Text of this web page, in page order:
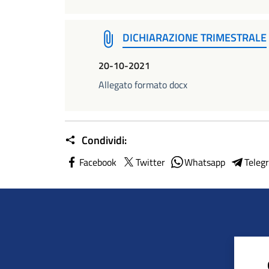
DICHIARAZIONE TRIMESTRALE
20-10-2021
Allegato formato docx
Condividi:
Facebook Twitter Whatsapp